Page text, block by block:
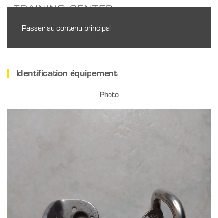
Passer au contenu principal
Identification équipement
Photo